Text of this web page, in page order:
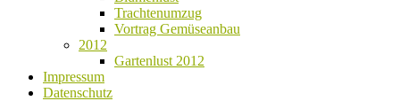
Trachtenumzug
Vortrag Gemüseanbau
2012
Gartenlust 2012
Impressum
Datenschutz